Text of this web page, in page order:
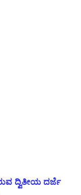
ದ್ವಿತೀಯ ದರ್ಜೆ